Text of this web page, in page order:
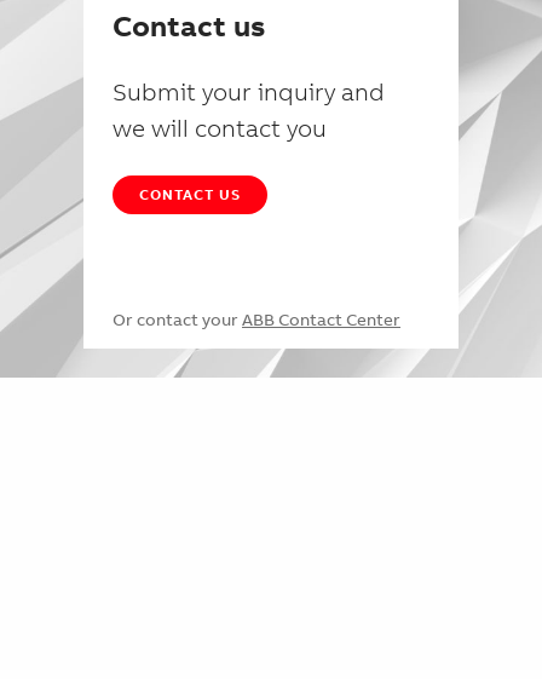
Contact us
Submit your inquiry and
we will contact you
CONTACT US
Or contact your ABB Contact Center